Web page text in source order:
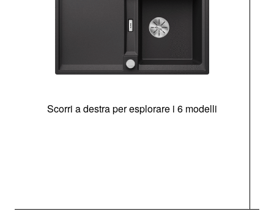
Scorri a destra per esplorare i 6 modelli